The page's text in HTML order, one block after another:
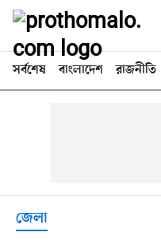
সর্বশেষ বাংলাদেশ রাজনীতি
জেলা